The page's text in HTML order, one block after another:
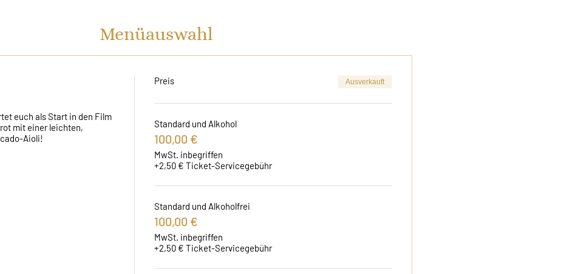
Menüauswahl
euch als Start in den Film
mit einer leichten,
Aioli!
Preis Ausverkauft
Standard und Alkohol
100,00 €
MwSt. inbegriffen
+2,50 € Ticket-Servicegebühr
Standard und Alkoholfrei
100,00 €
MwSt. inbegriffen
+2,50 € Ticket-Servicegebühr